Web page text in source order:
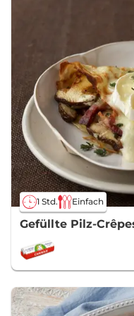
1 Std. Einfach
Gefüllte Pilz-